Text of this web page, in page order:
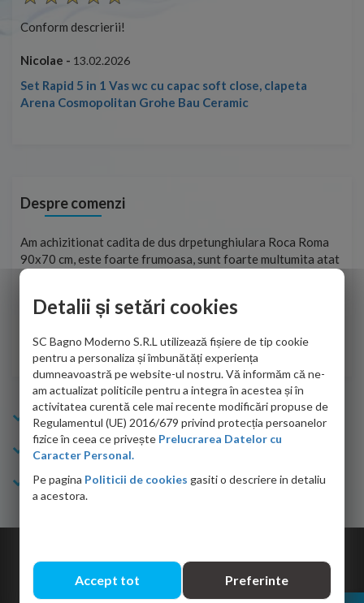
Conform descrierii!
Nicolae - 13.02.2026
Set Rapid 5 in 1 Vas wc cu capac soft close, clapeta
Arena Cosmopolitan Grohe Bau Ceramic
Despre comenzi
Am achizitionat cadita de dus drpetunghiulara Roca Roma
90x70 cm, este foarte frumoasa, sunt foarte multumita atat
de personalul firmei dvs. cu care am colaborat in obtinerea
adus coletul in siguranta.Numai bine, va doresc!
Sofrone Viviana -28.07.2026
Info Bagno
Cumparaturi
Suport clienti
Detalii și setări cookies
SC Bagno Moderno S.R.L utilizează fișiere de tip cookie
pentru a personaliza și îmbunătăți experiența
dumneavoastră pe website-ul nostru. Vă informăm că ne-
am actualizat politicile pentru a integra în acestea și în
activitatea curentă cele mai recente modificări propuse de
Regulamentul (UE) 2016/679 privind protecția persoanelor
fizice în ceea ce privește Prelucrarea Datelor cu
Caracter Personal.
Pe pagina Politicii de cookies gasiti o descriere in detaliu
a acestora.
Accept tot Preferinte